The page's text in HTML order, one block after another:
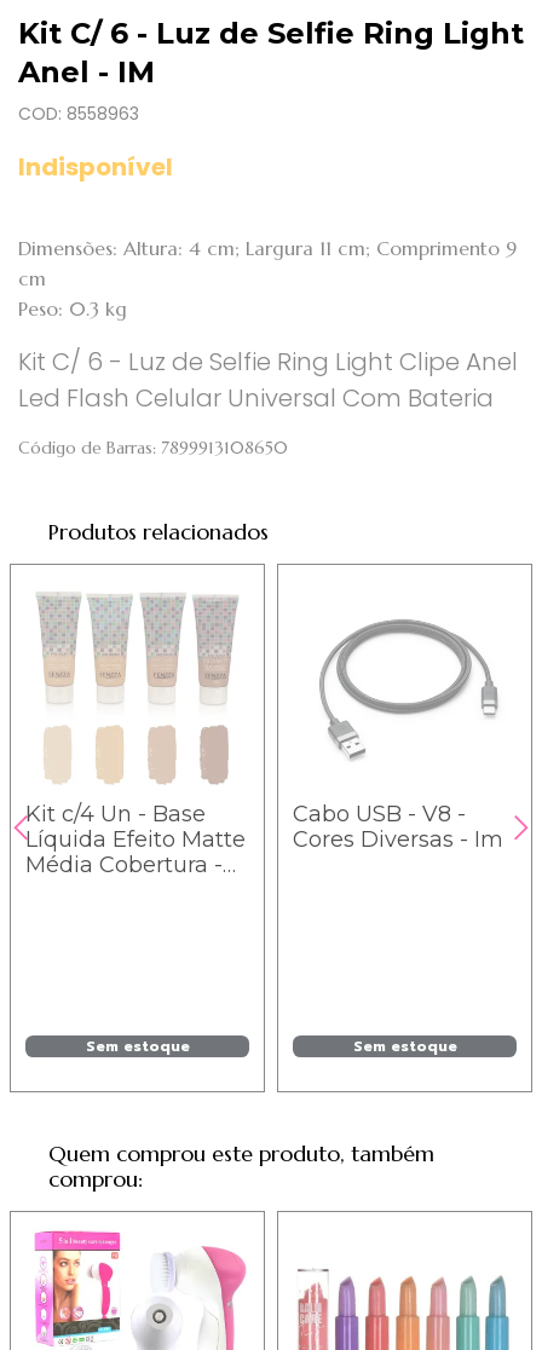
Kit C/ 6 - Luz de Selfie Ring Light
Anel - IM
COD: 8558963
Indisponível
Dimensões: Altura: 4 cm; Largura 11 cm; Comprimento 9
cm
Peso: 0.3 kg
Kit C/ 6 - Luz de Selfie Ring Light Clipe Anel
Led Flash Celular Universal Com Bateria
Código de Barras: 7899913108650
Produtos relacionados
Kit c/4 Un - Base
Líquida Efeito Matte
Média Cobertura -
Sem estoque
Cabo USB - V8 -
Cores Diversas - Im
Sem estoque
Quem comprou este produto, também
comprou: